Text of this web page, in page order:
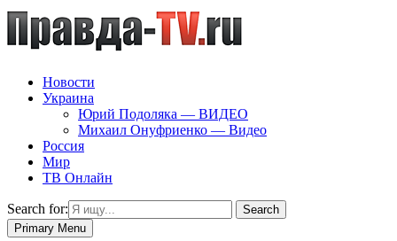
Новости
Украина
Юрий Подоляка — ВИДЕО
Михаил Онуфриенко — Видео
Россия
Мир
ТВ Онлайн
Search for:
Search
Primary Menu